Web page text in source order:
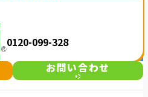
0120-099-328
お問い合わせ